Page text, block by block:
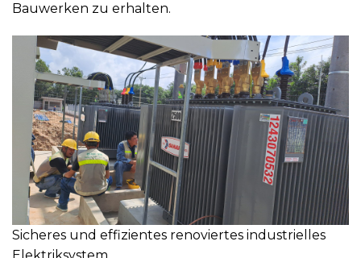
Bauwerken zu erhalten.
Sicheres und effizientes renoviertes industrielles